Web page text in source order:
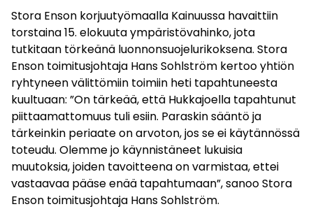
Stora Enson korjuutyömaalla Kainuussa havaittiin
torstaina 15. elokuuta ympäristövahinko, jota
tutkitaan törkeänä luonnonsuojelurikoksena. Stora
Enson toimitusjohtaja Hans Sohlström kertoo yhtiön
ryhtyneen välittömiin toimiin heti tapahtuneesta
kuultuaan: ”On tärkeää, että Hukkajoella tapahtunut
piittaamattomuus tuli esiin. Paraskin sääntö ja
tärkeinkin periaate on arvoton, jos se ei käytännössä
toteudu. Olemme jo käynnistäneet lukuisia
muutoksia, joiden tavoitteena on varmistaa, ettei
vastaavaa pääse enää tapahtumaan”, sanoo Stora
Enson toimitusjohtaja Hans Sohlström.